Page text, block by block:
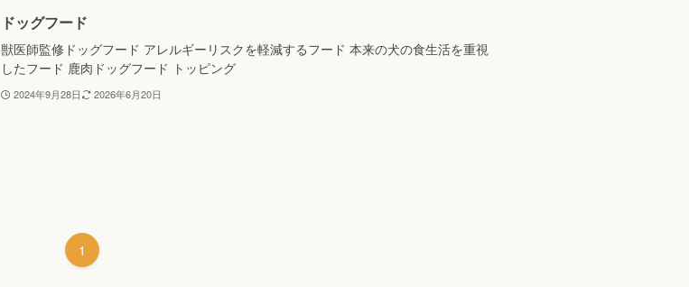
ドッグフード
獣医師監修ドッグフード アレルギーリスクを軽減するフード 本来の犬の食生活を重視
したフード 鹿肉ドッグフード トッピング
2024年9月28日 2026年6月20日
1